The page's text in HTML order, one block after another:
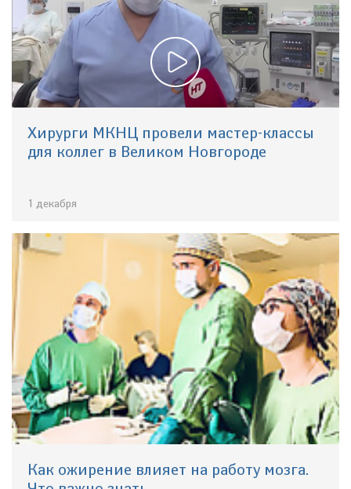
Хирурги МКНЦ провели мастер-классы
для коллег в Великом Новгороде
1 декабря
Как ожирение влияет на работу мозга.